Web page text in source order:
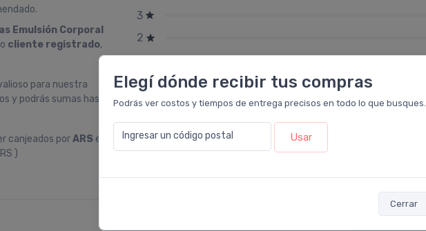
Elegí dónde recibir tus compras
Podrás ver costos y tiempos de entrega precisos en todo lo que busques.
Ingresar un código postal Usar
Cerrar
Emulsión Corporal
cliente registrado,
para nuestra
y podrás sumas hasta
canjeados porARS en
)
3
2